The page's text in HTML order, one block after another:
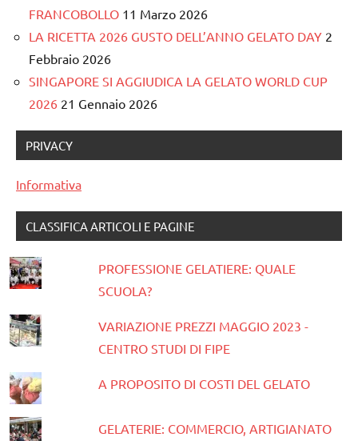
FRANCOBOLLO 11 Marzo 2026
LA RICETTA 2026 GUSTO DELL’ANNO GELATO DAY 2
Febbraio 2026
SINGAPORE SI AGGIUDICA LA GELATO WORLD CUP
2026 21 Gennaio 2026
PRIVACY
Informativa
CLASSIFICA ARTICOLI E PAGINE
PROFESSIONE GELATIERE: QUALE
SCUOLA?
VARIAZIONE PREZZI MAGGIO 2023 -
CENTRO STUDI DI FIPE
A PROPOSITO DI COSTI DEL GELATO
GELATERIE: COMMERCIO, ARTIGIANATO